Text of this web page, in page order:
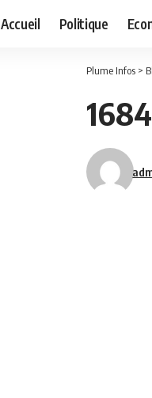
Accueil Politique
Plume Infos >